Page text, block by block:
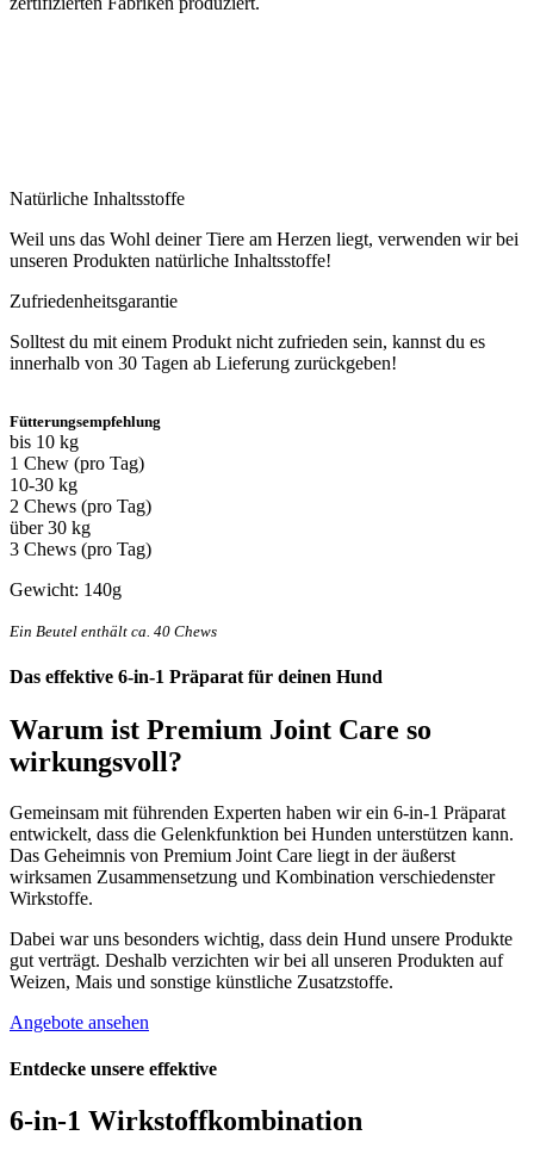
Natürliche Inhaltsstoffe
Weil uns das Wohl deiner Tiere am Herzen liegt, verwenden wir bei
unseren Produkten natürliche Inhaltsstoffe!
Zufriedenheitsgarantie
Solltest du mit einem Produkt nicht zufrieden sein, kannst du es
innerhalb von 30 Tagen ab Lieferung zurückgeben!
Fütterungsempfehlung
bis 10 kg
1 Chew (pro Tag)
10-30 kg
2 Chews (pro Tag)
über 30 kg
3 Chews (pro Tag)
Gewicht: 140g
Ein Beutel enthält ca. 40 Chews
Das effektive 6-in-1 Präparat für deinen Hund
Warum ist Premium Joint Care so
wirkungsvoll?
Gemeinsam mit führenden Experten haben wir ein 6-in-1 Präparat
entwickelt, dass die Gelenkfunktion bei Hunden unterstützen kann.
Das Geheimnis von Premium Joint Care liegt in der äußerst
wirksamen Zusammensetzung und Kombination verschiedenster
Wirkstoffe.
Dabei war uns besonders wichtig, dass dein Hund unsere Produkte
gut verträgt. Deshalb verzichten wir bei all unseren Produkten auf
Weizen, Mais und sonstige künstliche Zusatzstoffe.
Angebote ansehen
Entdecke unsere effektive
6-in-1 Wirkstoffkombination